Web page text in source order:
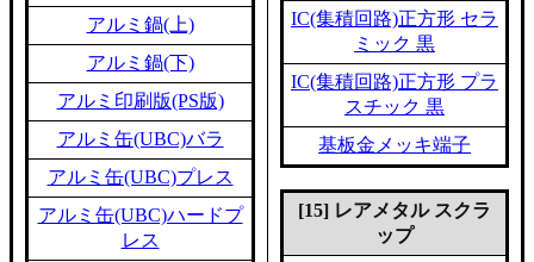
アルミ鍋(上)
アルミ鍋(下)
アルミ印刷版(PS版)
アルミ缶(UBC)バラ
アルミ缶(UBC)プレス
アルミ缶(UBC)ハードプ
レス
IC(集積回路)正方形 セラ
ミック 黒
IC(集積回路)正方形 プラ
スチック 黒
基板金メッキ端子
[15] レアメタル スクラ
ップ